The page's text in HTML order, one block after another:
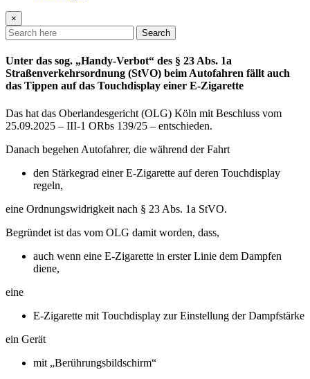
×
Search
Unter das sog. „Handy-Verbot“ des § 23 Abs. 1a
Straßenverkehrsordnung (StVO) beim Autofahren fällt auch
das Tippen auf das Touchdisplay einer E-Zigarette
Das hat das Oberlandesgericht (OLG) Köln mit Beschluss vom
25.09.2025 – III-1 ORbs 139/25 – entschieden.
Danach begehen Autofahrer, die während der Fahrt
den Stärkegrad einer E-Zigarette auf deren Touchdisplay
regeln,
eine Ordnungswidrigkeit nach § 23 Abs. 1a StVO.
Begründet ist das vom OLG damit worden, dass,
auch wenn eine E-Zigarette in erster Linie dem Dampfen
diene,
eine
E-Zigarette mit Touchdisplay zur Einstellung der Dampfstärke
ein Gerät
mit „Berührungsbildschirm“